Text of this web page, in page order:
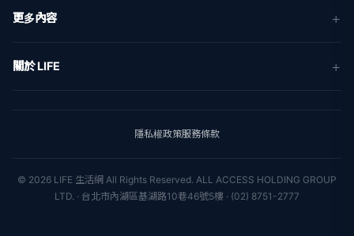
健康
更多內容
關於 LIFE
隱私權政策服務條款
© 2026 LIFE 生活網 All Rights Reserved. ALL ACCESS HOLDING GROUP
LTD. · 台北市內湖區基湖路10巷46號5樓 · (02) 8751-2777